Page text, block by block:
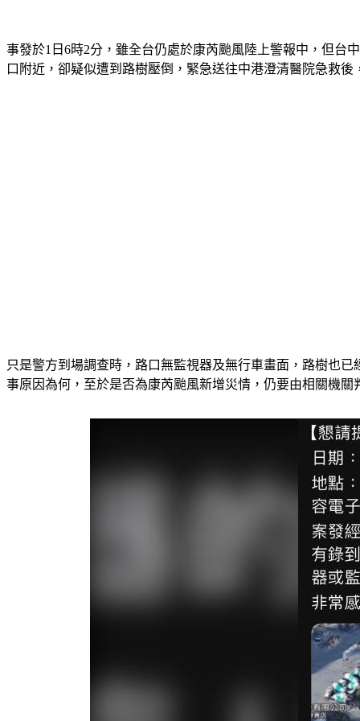
事發於1日6時2分，雖全台仍處於康芮颱風陸上警報中，但台
口附近，卻疑似遭到路樹壓倒，緊急送往中港澄清醫院急救後
只是警方到場調查時，路口無監視器及無行車畫面，路樹也
事原因為何，至於是否為康芮颱風新增災情，仍要由相關機關